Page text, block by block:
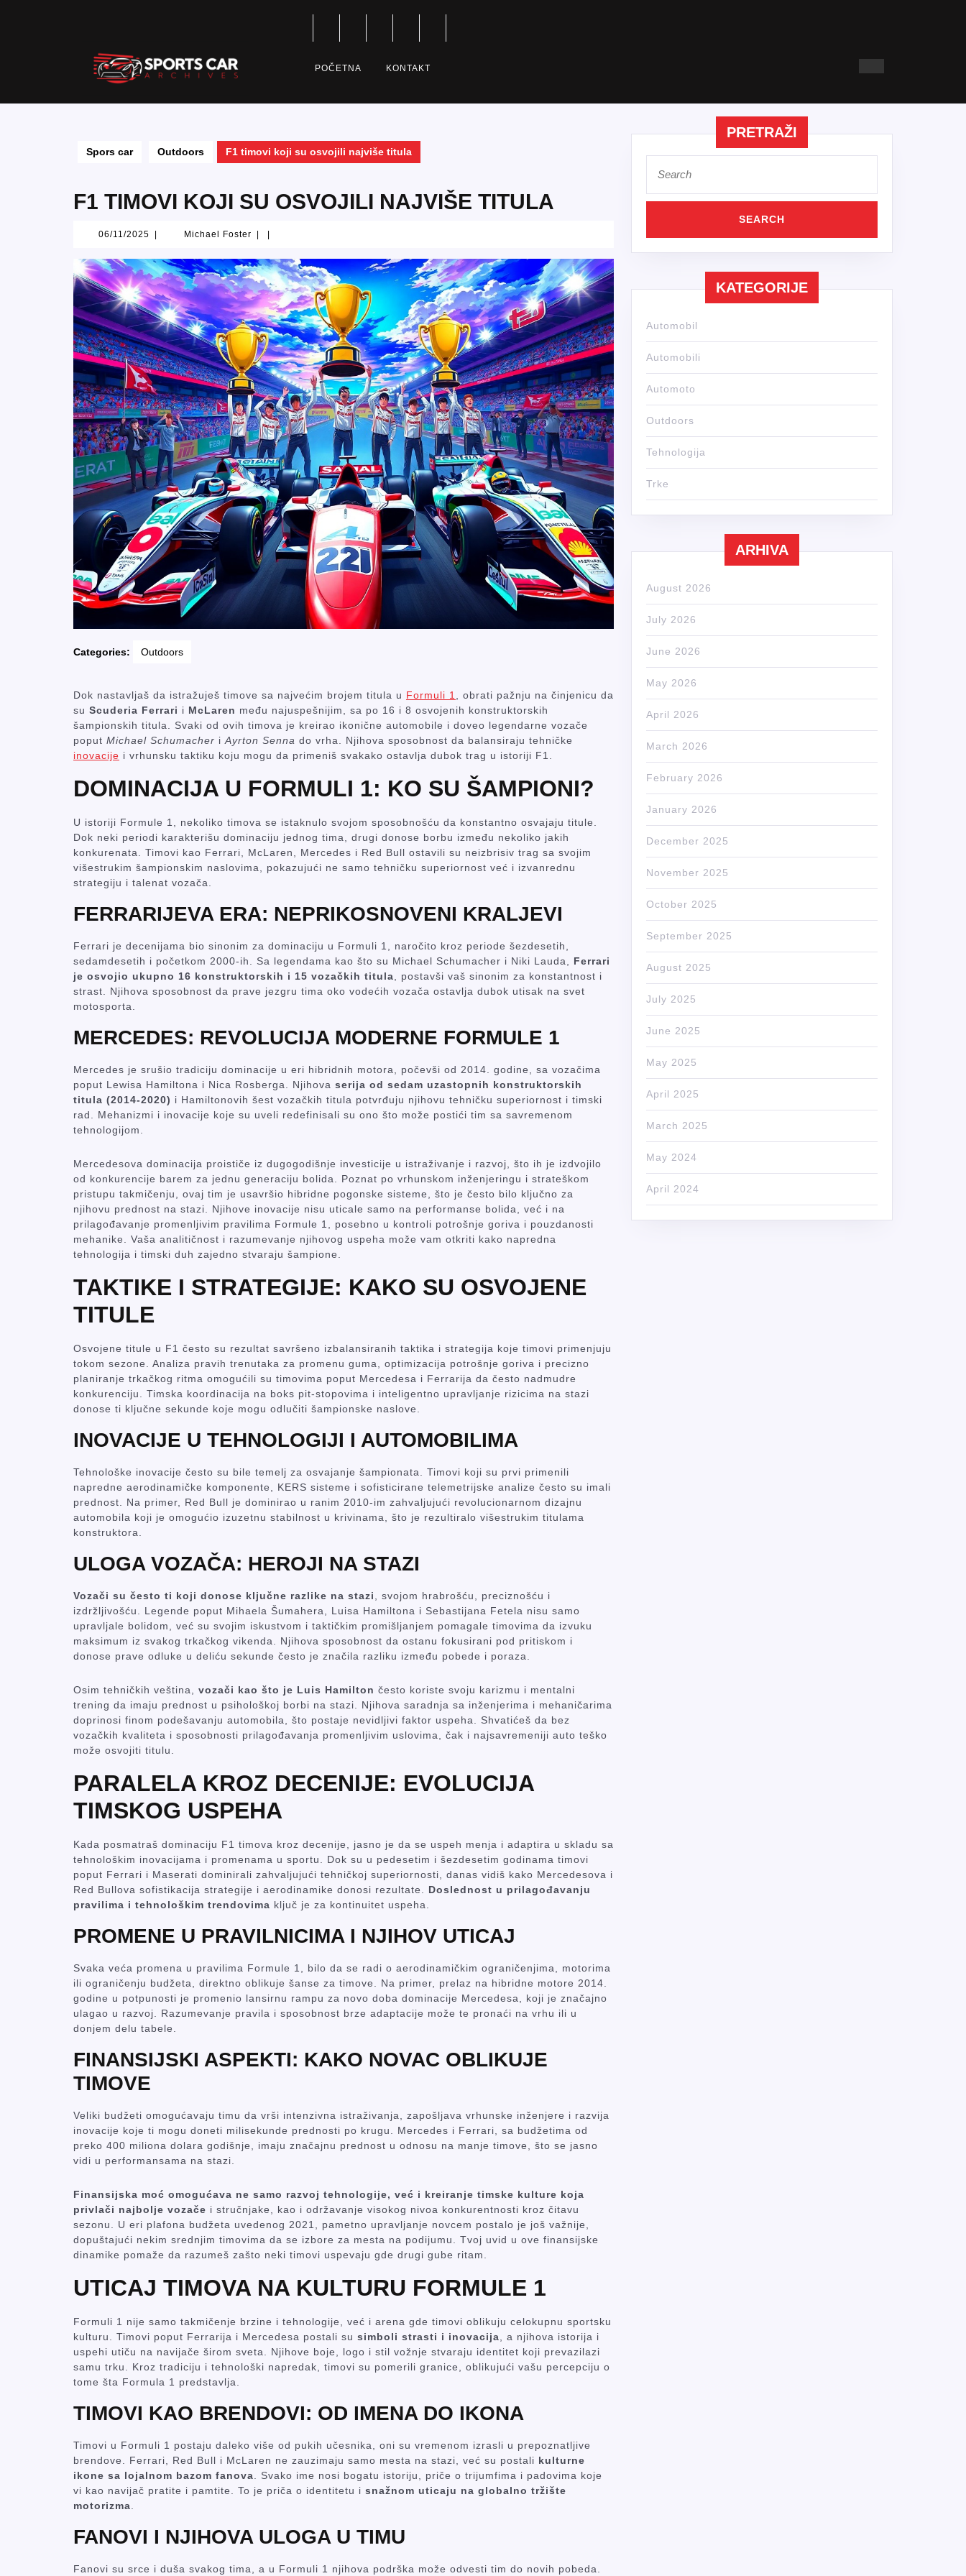
POČETNA KONTAKT
Spors car Outdoors F1 timovi koji su osvojili najviše titula
F1 TIMOVI KOJI SU OSVOJILI NAJVIŠE TITULA
06/11/2025 06/11/2025Michael FosterMichael
Categories: Outdoors
Dok nastavljaš da istražuješ timove sa najvećim brojem titula u Formuli 1
, obrati pažnju na činjenicu da
su Scuderia Ferrari i McLaren među najuspešnijim, sa po 16 i 8 osvojenih konstruktorskih
šampionskih titula. Svaki od ovih timova je kreirao ikonične automobile i doveo legendarne vozače
poput Michael Schumacher i Ayrton Senna do vrha. Njihova sposobnost da balansiraju tehničke
inovacije i vrhunsku taktiku koju mogu da primeniš svakako ostavlja dubok trag u istoriji F1.
DOMINACIJA U FORMULI 1: KO SU ŠAMPIONI?
U istoriji Formule 1, nekoliko timova se istaknulo svojom sposobnošću da konstantno osvajaju titule.
Dok neki periodi karakterišu dominaciju jednog tima, drugi donose borbu između nekoliko jakih
konkurenata. Timovi kao Ferrari, McLaren, Mercedes i Red Bull ostavili su neizbrisiv trag sa svojim
višestrukim šampionskim naslovima, pokazujući ne samo tehničku superiornost već i izvanrednu
strategiju i talenat vozača.
FERRARIJEVA ERA: NEPRIKOSNOVENI KRALJEVI
Ferrari je decenijama bio sinonim za dominaciju u Formuli 1, naročito kroz periode šezdesetih,
sedamdesetih i početkom 2000-ih. Sa legendama kao što su Michael Schumacher i Niki Lauda, Ferrari
je osvojio ukupno 16 konstruktorskih i 15 vozačkih titula , postavši vaš sinonim za konstantnost i
strast. Njihova sposobnost da prave jezgru tima oko vodećih vozača ostavlja dubok utisak na svet
motosporta.
MERCEDES: REVOLUCIJA MODERNE FORMULE 1
Mercedes je srušio tradiciju dominacije u eri hibridnih motora, počevši od 2014. godine, sa vozačima
poput Lewisa Hamiltona i Nica Rosberga. Njihova serija od sedam uzastopnih konstruktorskih
titula (2014-2020) i Hamiltonovih šest vozačkih titula potvrđuju njihovu tehničku superiornost i timski
rad. Mehanizmi i inovacije koje su uveli redefinisali su ono što može postići tim sa savremenom
tehnologijom.
Mercedesova dominacija proističe iz dugogodišnje investicije u istraživanje i razvoj, što ih je izdvojilo
od konkurencije barem za jednu generaciju bolida. Poznat po vrhunskom inženjeringu i strateškom
pristupu takmičenju, ovaj tim je usavršio hibridne pogonske sisteme, što je često bilo ključno za
njihovu prednost na stazi. Njihove inovacije nisu uticale samo na performanse bolida, već i na
prilagođavanje promenljivim pravilima Formule 1, posebno u kontroli potrošnje goriva i pouzdanosti
mehanike. Vaša analitičnost i razumevanje njihovog uspeha može vam otkriti kako napredna
tehnologija i timski duh zajedno stvaraju šampione.
TAKTIKE I STRATEGIJE: KAKO SU OSVOJENE
TITULE
Osvojene titule u F1 često su rezultat savršeno izbalansiranih taktika i strategija koje timovi primenjuju
tokom sezone. Analiza pravih trenutaka za promenu guma, optimizacija potrošnje goriva i precizno
planiranje trkačkog ritma omogućili su timovima poput Mercedesa i Ferrarija da često nadmudre
konkurenciju. Timska koordinacija na boks pit-stopovima i inteligentno upravljanje rizicima na stazi
donose ti ključne sekunde koje mogu odlučiti šampionske naslove.
INOVACIJE U TEHNOLOGIJI I AUTOMOBILIMA
Tehnološke inovacije često su bile temelj za osvajanje šampionata. Timovi koji su prvi primenili
napredne aerodinamičke komponente, KERS sisteme i sofisticirane telemetrijske analize često su imali
prednost. Na primer, Red Bull je dominirao u ranim 2010-im zahvaljujući revolucionarnom dizajnu
automobila koji je omogućio izuzetnu stabilnost u krivinama, što je rezultiralo višestrukim titulama
konstruktora.
ULOGA VOZAČA: HEROJI NA STAZI
Vozači su često ti koji donose ključne razlike na stazi
, svojom hrabrošću, preciznošću i
izdržljivošću. Legende poput Mihaela Šumahera, Luisa Hamiltona i Sebastijana Fetela nisu samo
upravljale bolidom, već su svojim iskustvom i taktičkim promišljanjem pomagale timovima da izvuku
maksimum iz svakog trkačkog vikenda. Njihova sposobnost da ostanu fokusirani pod pritiskom i
donose prave odluke u deliću sekunde često je značila razliku između pobede i poraza.
Osim tehničkih veština, vozači kao što je Luis Hamilton često koriste svoju karizmu i mentalni
trening da imaju prednost u psihološkoj borbi na stazi. Njihova saradnja sa inženjerima i mehaničarima
doprinosi finom podešavanju automobila, što postaje nevidljivi faktor uspeha. Shvatićeš da bez
vozačkih kvaliteta i sposobnosti prilagođavanja promenljivim uslovima, čak i najsavremeniji auto teško
može osvojiti titulu.
PARALELA KROZ DECENIJE: EVOLUCIJA
TIMSKOG USPEHA
Kada posmatraš dominaciju F1 timova kroz decenije, jasno je da se uspeh menja i adaptira u skladu sa
tehnološkim inovacijama i promenama u sportu. Dok su u pedesetim i šezdesetim godinama timovi
poput Ferrari i Maserati dominirali zahvaljujući tehničkoj superiornosti, danas vidiš kako Mercedesova i
Red Bullova sofistikacija strategije i aerodinamike donosi rezultate. Doslednost u prilagođavanju
pravilima i tehnološkim trendovima ključ je za kontinuitet uspeha.
PROMENE U PRAVILNICIMA I NJIHOV UTICAJ
Svaka veća promena u pravilima Formule 1, bilo da se radi o aerodinamičkim ograničenjima, motorima
ili ograničenju budžeta, direktno oblikuje šanse za timove. Na primer, prelaz na hibridne motore 2014.
godine u potpunosti je promenio lansirnu rampu za novo doba dominacije Mercedesa, koji je značajno
ulagao u razvoj. Razumevanje pravila i sposobnost brze adaptacije može te pronaći na vrhu ili u
donjem delu tabele.
FINANSIJSKI ASPEKTI: KAKO NOVAC OBLIKUJE
TIMOVE
Veliki budžeti omogućavaju timu da vrši intenzivna istraživanja, zapošljava vrhunske inženjere i razvija
inovacije koje ti mogu doneti milisekunde prednosti po krugu. Mercedes i Ferrari, sa budžetima od
preko 400 miliona dolara godišnje, imaju značajnu prednost u odnosu na manje timove, što se jasno
vidi u performansama na stazi.
Finansijska moć omogućava ne samo razvoj tehnologije, već i kreiranje timske kulture koja
privlači najbolje vozače i stručnjake, kao i održavanje visokog nivoa konkurentnosti kroz čitavu
sezonu. U eri plafona budžeta uvedenog 2021, pametno upravljanje novcem postalo je još važnije,
dopuštajući nekim srednjim timovima da se izbore za mesta na podijumu. Tvoj uvid u ove finansijske
dinamike pomaže da razumeš zašto neki timovi uspevaju gde drugi gube ritam.
UTICAJ TIMOVA NA KULTURU FORMULE 1
Formuli 1 nije samo takmičenje brzine i tehnologije, već i arena gde timovi oblikuju celokupnu sportsku
kulturu. Timovi poput Ferrarija i Mercedesa postali su simboli strasti i inovacija , a njihova istorija i
uspehi utiču na navijače širom sveta. Njihove boje, logo i stil vožnje stvaraju identitet koji prevazilazi
samu trku. Kroz tradiciju i tehnološki napredak, timovi su pomerili granice, oblikujući vašu percepciju o
tome šta Formula 1 predstavlja.
TIMOVI KAO BRENDOVI: OD IMENA DO IKONA
Timovi u Formuli 1 postaju daleko više od pukih učesnika, oni su vremenom izrasli u prepoznatljive
brendove. Ferrari, Red Bull i McLaren ne zauzimaju samo mesta na stazi, već su postali kulturne
ikone sa lojalnom bazom fanova . Svako ime nosi bogatu istoriju, priče o trijumfima i padovima koje
vi kao navijač pratite i pamtite. To je priča o identitetu i snažnom uticaju na globalno tržište
motorizma
FANOVI I NJIHOVA ULOGA U TIMU
Fanovi su srce i duša svakog tima, a u Formuli 1 njihova podrška može odvesti tim do novih pobeda.
PRETRAŽI
for:
KATEGORIJE
Automobil
Automobili
Automoto
Outdoors
Tehnologija
Trke
ARHIVA
August 2026
July 2026
June 2026
May 2026
April 2026
March 2026
February 2026
January 2026
December 2025
November 2025
October 2025
September 2025
August 2025
July 2025
June 2025
May 2025
April 2025
March 2025
May 2024
April 2024